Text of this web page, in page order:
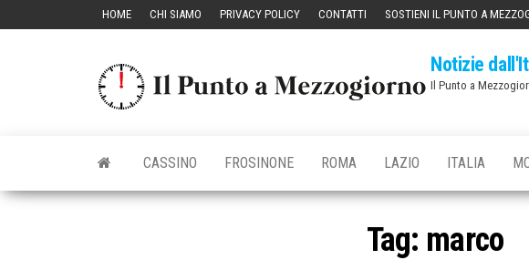
HOME CHI SIAMO PRIVACY POLICY CONTATTI SOSTIENI IL PUNTO A
Notizie
Il Punto a
CASSINO FROSINONE ROMA LAZIO ITALIA
Tag: marco